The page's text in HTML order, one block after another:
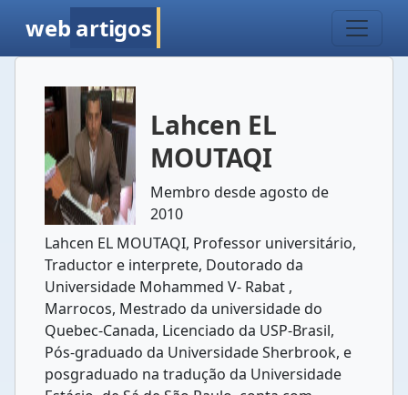
web artigos
Lahcen EL
MOUTAQI
Membro desde agosto de
2010
Lahcen EL MOUTAQI, Professor universitário,
Traductor e interprete, Doutorado da
Universidade Mohammed V- Rabat ,
Marrocos, Mestrado da universidade do
Quebec-Canada, Licenciado da USP-Brasil,
Pós-graduado da Universidade Sherbrook, e
posgraduado na tradução da Universidade